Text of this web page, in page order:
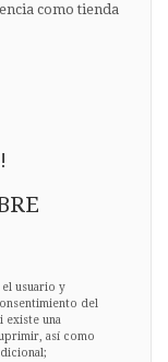
como tienda
el usuario y
del
existe una
así como